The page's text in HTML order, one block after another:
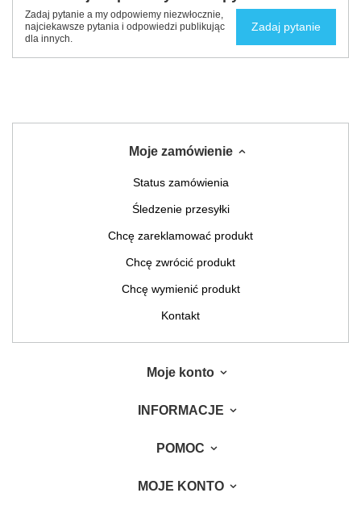
Zadaj pytanie a my odpowiemy niezwłocznie,
najciekawsze pytania i odpowiedzi publikując
dla innych.
Zadaj pytanie
Moje zamówienie
Status zamówienia
Śledzenie przesyłki
Chcę zareklamować produkt
Chcę zwrócić produkt
Chcę wymienić produkt
Kontakt
Moje konto
INFORMACJE
POMOC
MOJE KONTO